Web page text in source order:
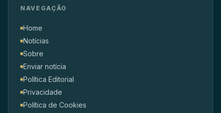
NAVEGAÇÃO
Home
Notícias
Sobre
Enviar notícia
Política Editorial
Privacidade
Política de Cookies